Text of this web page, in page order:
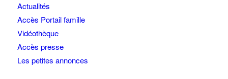
Actualités
Accès Portail famille
Vidéothèque
Accès presse
Les petites annonces